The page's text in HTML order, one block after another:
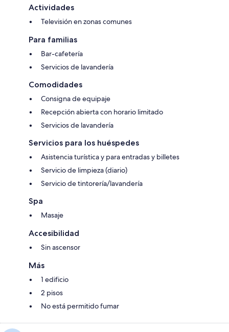
Actividades
Televisión en zonas comunes
Para familias
Bar-cafetería
Servicios de lavandería
Comodidades
Consigna de equipaje
Recepción abierta con horario limitado
Servicios de lavandería
Servicios para los huéspedes
Asistencia turística y para entradas y billetes
Servicio de limpieza (diario)
Servicio de tintorería/lavandería
Spa
Masaje
Accesibilidad
Sin ascensor
Más
1 edificio
2 pisos
No está permitido fumar